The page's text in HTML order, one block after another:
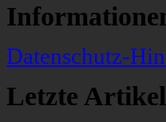
Datenschutz-
Letzte Artikel